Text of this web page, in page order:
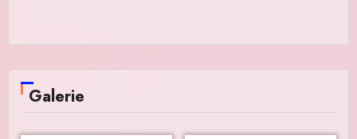
Galerie